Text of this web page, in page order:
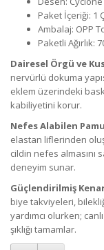
Paket İçeriği: 1
Ambalaj: OPP
Paketli Ağırlık:
Dairesel Örgü ve
nervürlü dokuma
eklem üzerindeki
kabiliyetini korur.
Nefes Alabilen
elastan liflerinden
cildin nefes
deneyim sunar.
Güçlendirilmiş
biye takviyeleri,
yardımcı olurken;
şıklığı tamamlar.